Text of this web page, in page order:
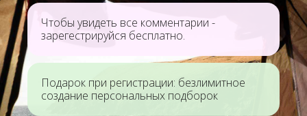
Чтобы увидеть все комментарии -
зарегестрируйся бесплатно.
Подарок при регистрации: безлимитное
создание персональных подборок